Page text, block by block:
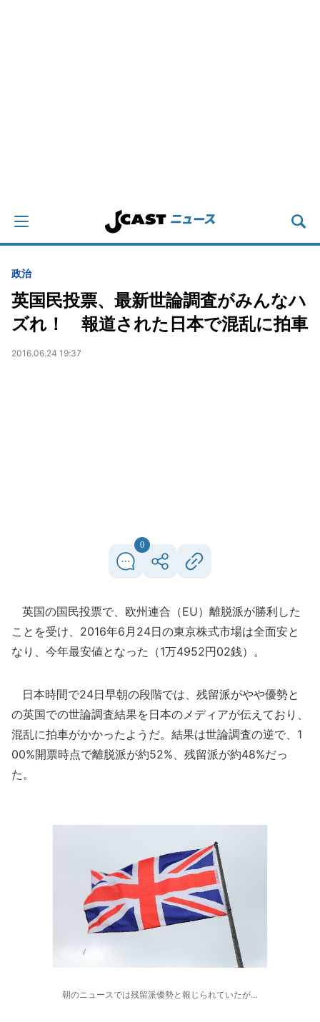
政治
英国民投票、最新世論調査がみんなハ
ズれ！ 報道された日本で混乱に拍車
2016.06.24 19:37
0
英国の国民投票で、欧州連合（EU）離脱派が勝利した
ことを受け、2016年6月24日の東京株式市場は全面安と
なり、今年最安値となった（1万4952円02銭）。
日本時間で24日早朝の段階では、残留派がやや優勢と
の英国での世論調査結果を日本のメディアが伝えており、
混乱に拍車がかかったようだ。結果は世論調査の逆で、1
00%開票時点で離脱派が約52%、残留派が約48%だっ
た。
朝のニュースでは残留派優勢と報じられていたが…